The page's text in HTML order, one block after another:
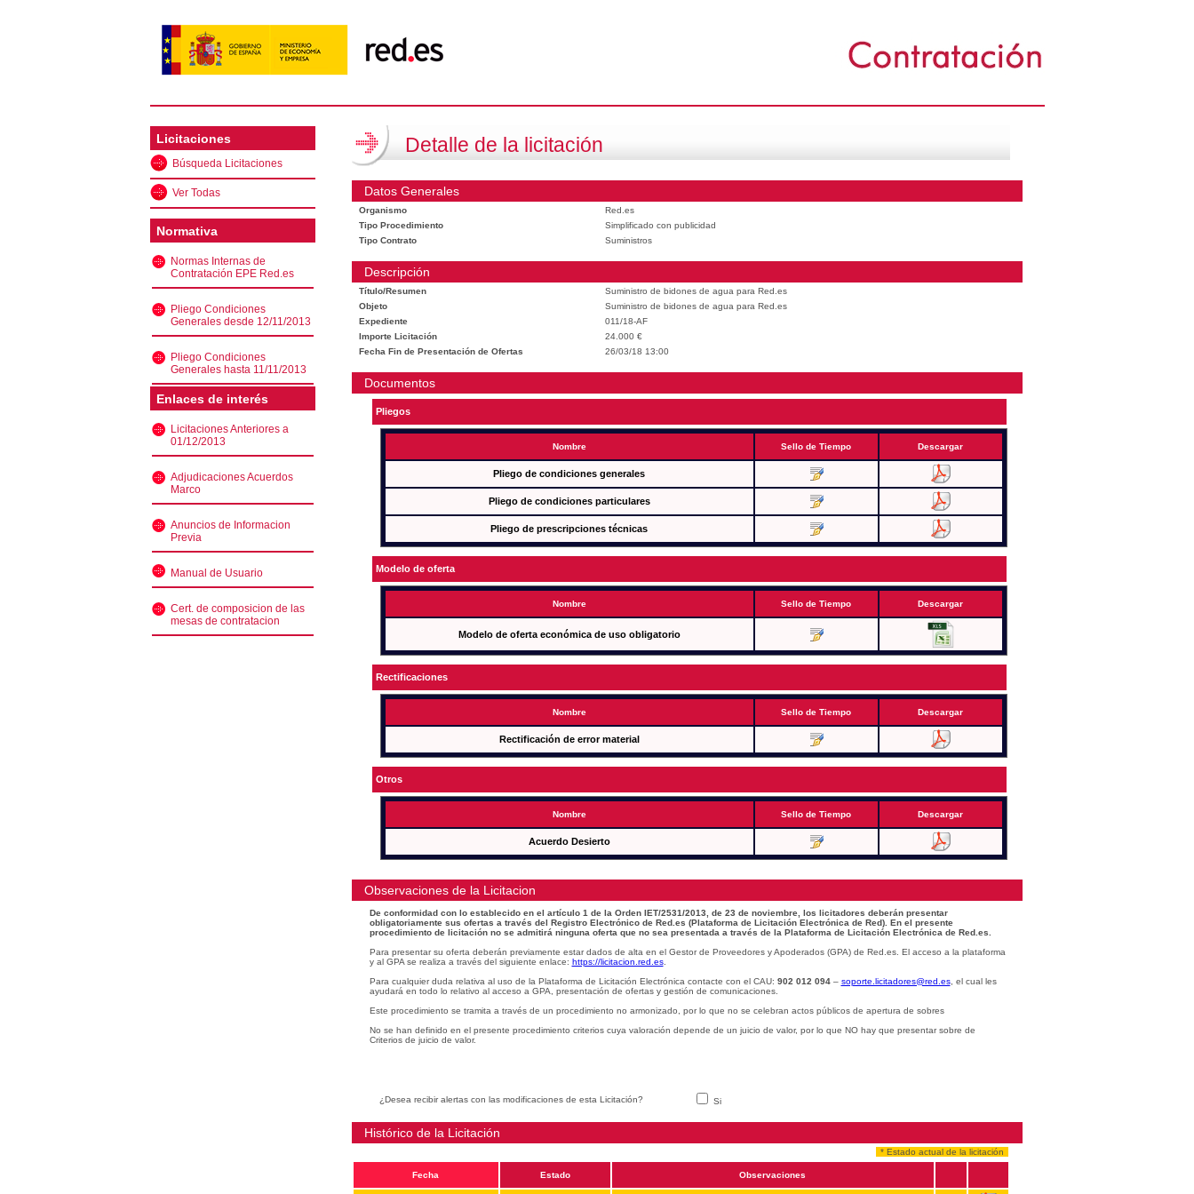
Licitaciones
Búsqueda Licitaciones
Ver Todas
Normativa
Normas Internas de
Contratación EPE Red.es
Pliego Condiciones
Generales desde 12/11/2013
Pliego Condiciones
Generales hasta 11/11/2013
Enlaces de interés
Licitaciones Anteriores a
01/12/2013
Adjudicaciones Acuerdos
Marco
Anuncios de Informacion
Previa
Manual de Usuario
Cert. de composicion de las
mesas de contratacion
Detalle de la licitación
Datos Generales
Organismo
Red.es
Tipo Procedimiento
Simplificado con publicidad
Tipo Contrato
Suministros
Descripción
Título/Resumen
Suministro de bidones de agua para Red.es
Objeto
Suministro de bidones de agua para Red.es
Expediente
011/18-AF
Importe Licitación
24.000 €
Fecha Fin de Presentación de Ofertas
26/03/18 13:00
Documentos
Pliegos
Nombre Sello de Tiempo Descargar
Pliego de condiciones generales
Pliego de condiciones particulares
Pliego de prescripciones técnicas
Modelo de oferta
Nombre Sello de Tiempo Descargar
Modelo de oferta económica de uso obligatorio
Rectificaciones
Nombre Sello de Tiempo Descargar
Rectificación de error material
Otros
Nombre Sello de Tiempo Descargar
Acuerdo Desierto
Observaciones de la Licitacion
De conformidad con lo establecido en el artículo 1 de la Orden IET/2531/2013, de 23 de noviembre, los licitadores deberán presentar
obligatoriamente sus ofertas a través del Registro Electrónico de Red.es (Plataforma de Licitación Electrónica de Red). En el presente
procedimiento de licitación no se admitirá ninguna oferta que no sea presentada a través de la Plataforma de Licitación Electrónica de Red.es.
Para presentar su oferta deberán previamente estar dados de alta en el Gestor de Proveedores y Apoderados (GPA) de Red.es. El acceso a la plataforma
y al GPA se realiza a través del siguiente enlace: https://licitacion.red.es.
Para cualquier duda relativa al uso de la Plataforma de Licitación Electrónica contacte con el CAU: 902 012 094– soporte.licitadores@red.es, el cual les
ayudará en todo lo relativo al acceso a GPA, presentación de ofertas y gestión de comunicaciones.
Este procedimiento se tramita a través de un procedimiento no armonizado, por lo que no se celebran actos públicos de apertura de sobres
No se han definido en el presente procedimiento criterios cuya valoración depende de un juicio de valor, por lo que NO hay que presentar sobre de
Criterios de juicio de valor.
¿Desea recibir alertas con las modificaciones de esta Licitación? Si
Histórico de la Licitación
* Estado actual de la licitación
Fecha Estado Observaciones